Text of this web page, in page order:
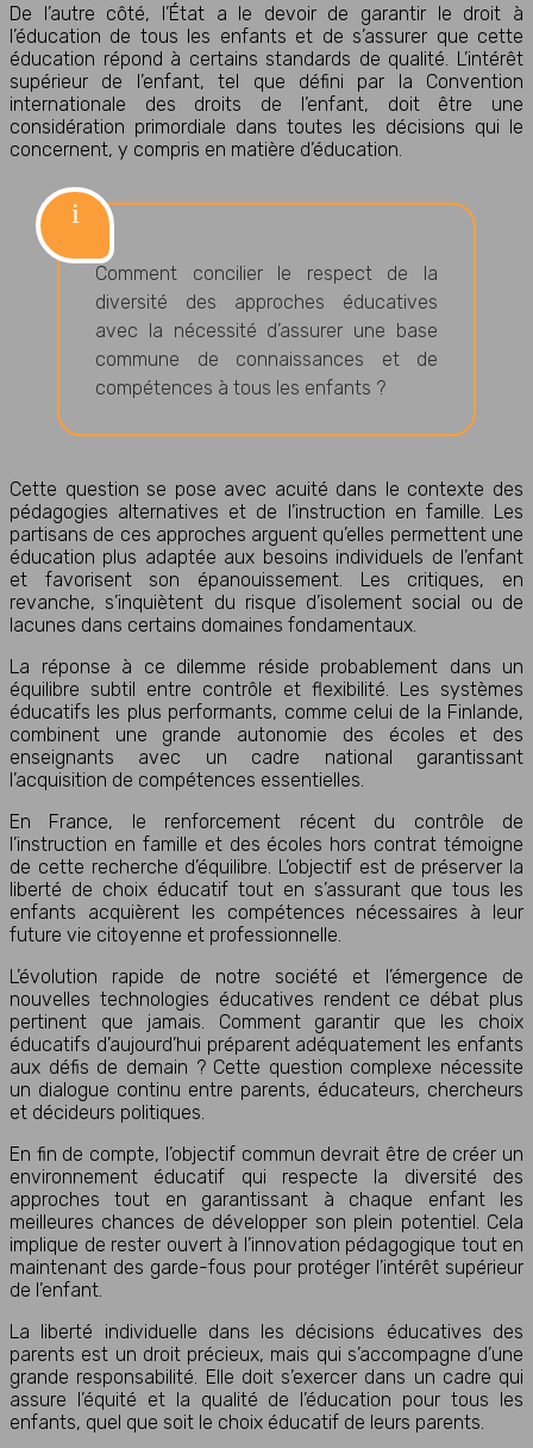
De l’autre côté, l’État a le devoir de garantir le droit à
l’éducation de tous les enfants et de s’assurer que cette
éducation répond à certains standards de qualité. L’intérêt
supérieur de l’enfant, tel que défini par la Convention
internationale des droits de l’enfant, doit être une
considération primordiale dans toutes les décisions qui le
concernent, y compris en matière d’éducation.
Comment concilier le respect de la
diversité des approches éducatives
avec la nécessité d’assurer une base
commune de connaissances et de
compétences à tous les enfants ?
Cette question se pose avec acuité dans le contexte des
pédagogies alternatives et de l’instruction en famille. Les
partisans de ces approches arguent qu’elles permettent une
éducation plus adaptée aux besoins individuels de l’enfant
et favorisent son épanouissement. Les critiques, en
revanche, s’inquiètent du risque d’isolement social ou de
lacunes dans certains domaines fondamentaux.
La réponse à ce dilemme réside probablement dans un
équilibre subtil entre contrôle et flexibilité. Les systèmes
éducatifs les plus performants, comme celui de la Finlande,
combinent une grande autonomie des écoles et des
enseignants avec un cadre national garantissant
l’acquisition de compétences essentielles.
En France, le renforcement récent du contrôle de
l’instruction en famille et des écoles hors contrat témoigne
de cette recherche d’équilibre. L’objectif est de préserver la
liberté de choix éducatif tout en s’assurant que tous les
enfants acquièrent les compétences nécessaires à leur
future vie citoyenne et professionnelle.
L’évolution rapide de notre société et l’émergence de
nouvelles technologies éducatives rendent ce débat plus
pertinent que jamais. Comment garantir que les choix
éducatifs d’aujourd’hui préparent adéquatement les enfants
aux défis de demain ? Cette question complexe nécessite
un dialogue continu entre parents, éducateurs, chercheurs
et décideurs politiques.
En fin de compte, l’objectif commun devrait être de créer un
environnement éducatif qui respecte la diversité des
approches tout en garantissant à chaque enfant les
meilleures chances de développer son plein potentiel. Cela
implique de rester ouvert à l’innovation pédagogique tout en
maintenant des garde-fous pour protéger l’intérêt supérieur
de l’enfant.
La liberté individuelle dans les décisions éducatives des
parents est un droit précieux, mais qui s’accompagne d’une
grande responsabilité. Elle doit s’exercer dans un cadre qui
assure l’équité et la qualité de l’éducation pour tous les
enfants, quel que soit le choix éducatif de leurs parents.